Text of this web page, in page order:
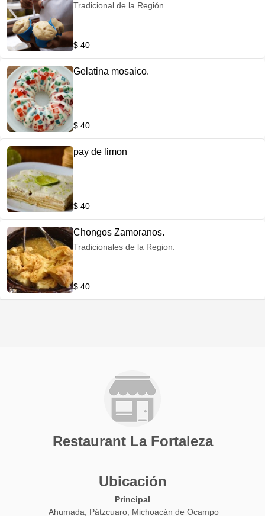
Tradicional de la Región
$ 40
Gelatina mosaico.
$ 40
pay de limon
$ 40
Chongos Zamoranos.
Tradicionales de la Region.
$ 40
Restaurant La Fortaleza
Ubicación
Principal
Ahumada, Pátzcuaro, Michoacán de Ocampo